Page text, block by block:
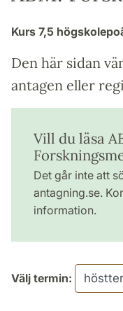
Kurs 7,5
Den här sidan
antagen eller
Vill du läsa
Det går inte att
antagning.se.
information.
Välj termin: